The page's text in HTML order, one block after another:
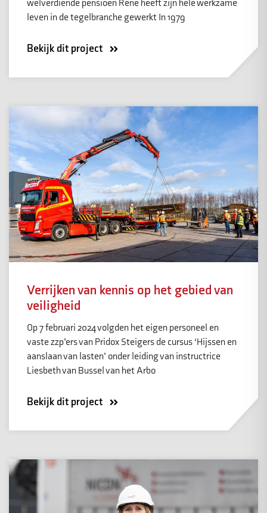
welverdiende pensioen Rene heeft zijn hele werkzame
leven in de tegelbranche gewerkt In 1979
Bekijk dit project
Verrijken van kennis op het gebied van
veiligheid
Op 7 februari 2024 volgden het eigen personeel en
vaste zzp’ers van Pridox Steigers de cursus ‘Hijssen en
aanslaan van lasten’ onder leiding van instructrice
Liesbeth van Bussel van het Arbo
Bekijk dit project